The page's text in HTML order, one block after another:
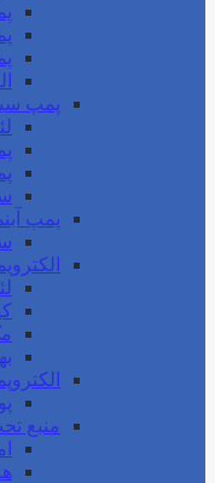
پمپ
پمپ
منبع